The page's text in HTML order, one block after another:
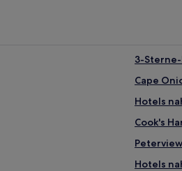
3-
Cape
Hotels
Cook's
Hotels